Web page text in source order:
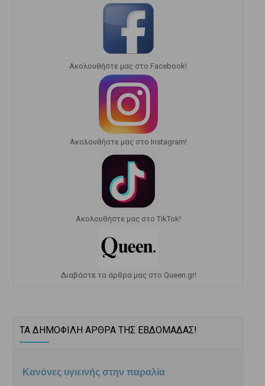
Ακολουθήστε μας στο Facebook!
Ακολουθήστε μας στο Instagram!
Ακολουθήστε μας στο TikTok!
Διαβάστε τα άρθρα μας στο Queen.gr!
ΤΑ ΔΗΜΟΦΙΛΗ ΑΡΘΡΑ ΤΗΣ ΕΒΔΟΜΑΔΑΣ!
Κανόνες υγιεινής στην παραλία